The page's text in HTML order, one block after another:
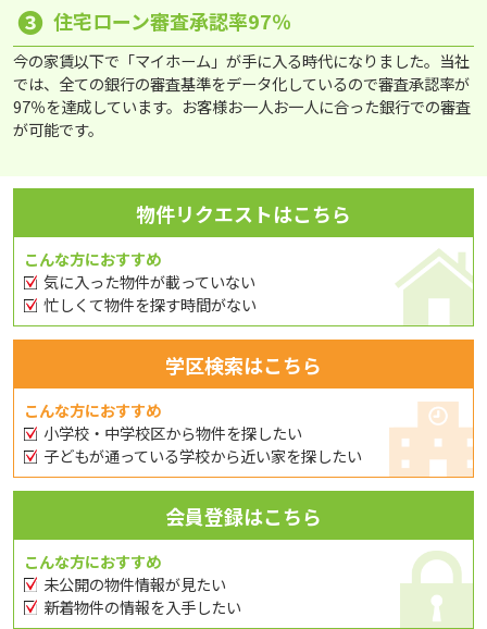
❸ 住宅ローン審査承認率97％
今の家賃以下で「マイホーム」が手に入る時代になりました。当社
では、全ての銀行の審査基準をデータ化しているので審査承認率が
97％を達成しています。お客様お一人お一人に合った銀行での審査
が可能です。
物件リクエストはこちら
こんな方におすすめ
気に入った物件が載っていない
忙しくて物件を探す時間がない
学区検索はこちら
こんな方におすすめ
小学校・中学校区から物件を探したい
子どもが通っている学校から近い家を探したい
会員登録はこちら
こんな方におすすめ
未公開の物件情報が見たい
新着物件の情報を入手したい